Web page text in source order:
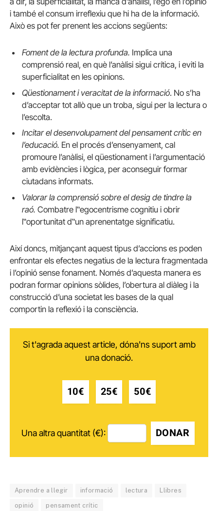
i també el consum irreflexiu que hi ha de la informació.
Això es pot fer prenent les accions següents:
Foment de la lectura profunda. Implica una
comprensió real, en què l’anàlisi sigui crítica, i eviti la
superficialitat en les opinions.
Qüestionament i veracitat de la informació. No s’ha
d’acceptar tot allò que un troba, sigui per la lectura o
l’escolta.
Incitar el desenvolupament del pensament crític en
l’educació. En el procés d’ensenyament, cal
promoure l’anàlisi, el qüestionament i l’argumentació
amb evidències i lògica, per aconseguir formar
ciutadans informats.
Valorar la comprensió sobre el desig de tindre la
raó. Combatre l‟egocentrisme cognitiu i obrir
l‟oportunitat d‟un aprenentatge significatiu.
Així doncs, mitjançant aquest tipus d’accions es poden
enfrontar els efectes negatius de la lectura fragmentada
i l’opinió sense fonament. Només d’aquesta manera es
podran formar opinions sòlides, l’obertura al diàleg i la
construcció d’una societat les bases de la qual
comportin la reflexió i la consciència.
Si t'agrada aquest article, dóna'ns suport amb
una donació.
10€ 25€ 50€
Una altra quantitat (€): DONAR
Aprendre a llegir informació lectura Llibres
opinió pensament crític